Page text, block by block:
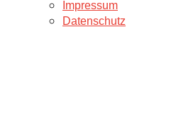
Impressum
Datenschutz